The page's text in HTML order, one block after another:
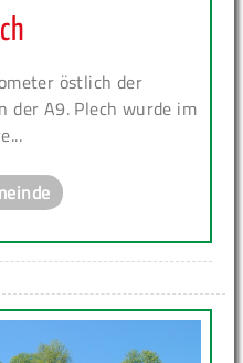
östlich der
der A9. Plech wurde im